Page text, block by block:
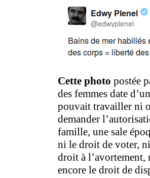
Cette photo postée
des femmes date
pouvait travailler ni
demander
famille, une sale
ni le droit de voter,
droit à
encore le droit de